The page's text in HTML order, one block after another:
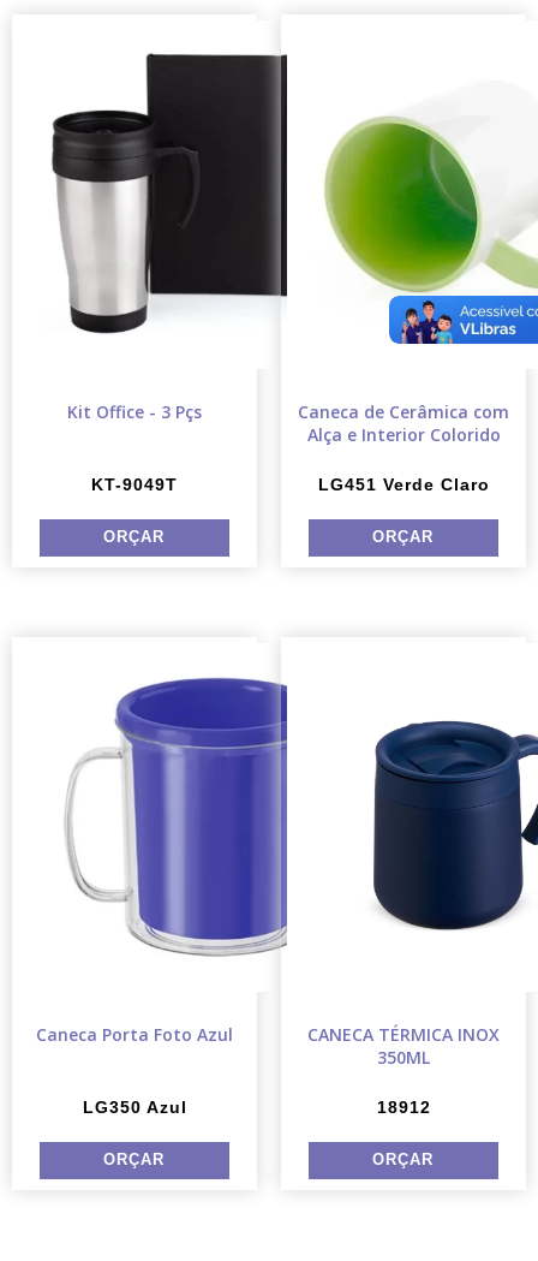
Kit Office - 3 Pçs
KT-9049T
Caneca de Cerâmica com
Alça e Interior Colorido
LG451 Verde Claro
Caneca Porta Foto Azul
LG350 Azul
CANECA TÉRMICA INOX
350ML
18912